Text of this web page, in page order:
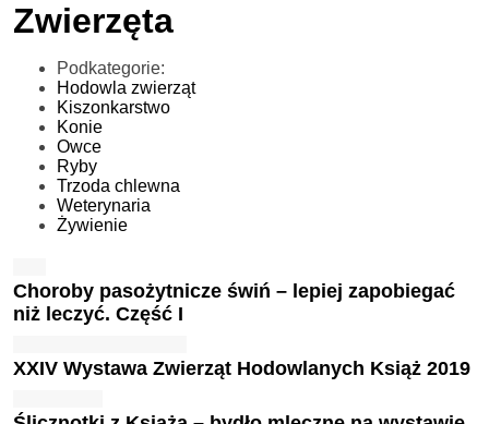
Zwierzęta
Podkategorie:
Hodowla zwierząt
Kiszonkarstwo
Konie
Owce
Ryby
Trzoda chlewna
Weterynaria
Żywienie
Choroby pasożytnicze świń – lepiej zapobiegać
niż leczyć. Część I
XXIV Wystawa Zwierząt Hodowlanych Książ 2019